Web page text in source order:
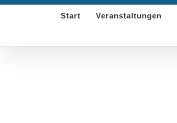
Start Veranstaltungen